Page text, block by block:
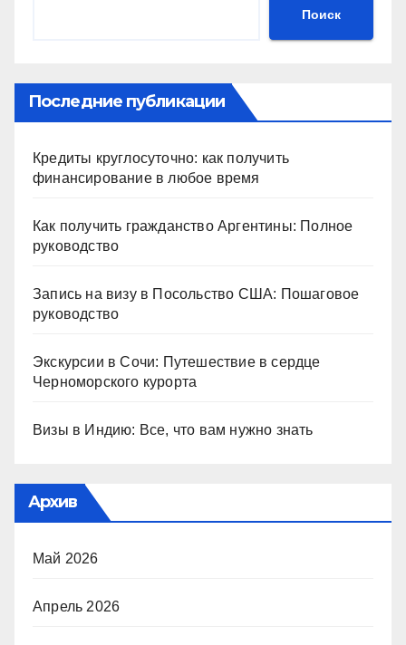
Поиск
Последние публикации
Кредиты круглосуточно: как получить
финансирование в любое время
Как получить гражданство Аргентины: Полное
руководство
Запись на визу в Посольство США: Пошаговое
руководство
Экскурсии в Сочи: Путешествие в сердце
Черноморского курорта
Визы в Индию: Все, что вам нужно знать
Архив
Май 2026
Апрель 2026